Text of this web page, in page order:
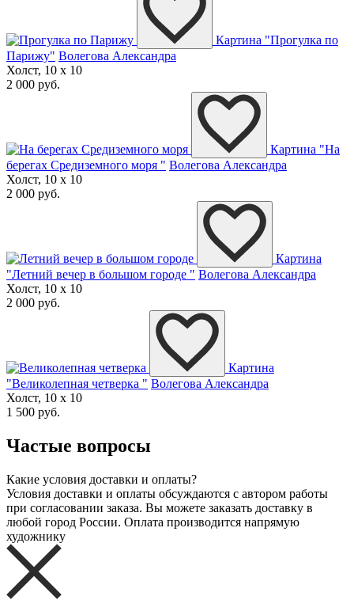
Картина "Прогулка по
Парижу" Волегова Александра
Холст, 10 x 10
2 000 руб.
Картина "На
берегах Средиземного моря " Волегова Александра
Холст, 10 x 10
2 000 руб.
Картина
"Летний вечер в большом городе " Волегова Александра
Холст, 10 x 10
2 000 руб.
Картина
"Великолепная четверка " Волегова Александра
Холст, 10 x 10
1 500 руб.
Частые вопросы
Какие условия доставки и оплаты?
Условия доставки и оплаты обсуждаются с автором работы
при согласовании заказа. Вы можете заказать доставку в
любой город России. Оплата производится напрямую
художнику